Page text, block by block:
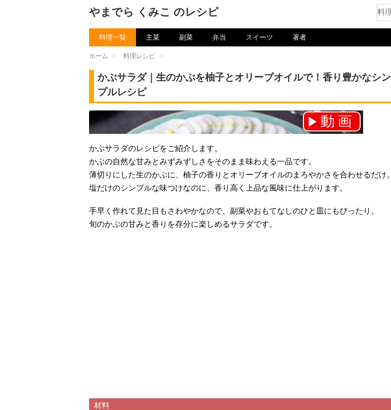
やまでら くみこ のレシピ
料理一覧 主菜 副菜 弁当 スイーツ 著者
ホーム > 料理レシピ >
かぶサラダ｜生のかぶを柚子とオリーブオイルで！香り豊かなシン
プルレシピ
動画
チャンネル登録をお願いします！⇒
かぶサラダのレシピをご紹介します。
かぶの自然な甘みとみずみずしさをそのまま味わえる一品です。
薄切りにした生のかぶに、柚子の香りとオリーブオイルのまろやかさを合わせるだけ。
塩だけのシンプルな味つけなのに、香り高く上品な風味に仕上がります。
手早く作れて見た目もさわやかなので、副菜やおもてなしのひと皿にもぴったり。
旬のかぶの甘みと香りを存分に楽しめるサラダです。
材料